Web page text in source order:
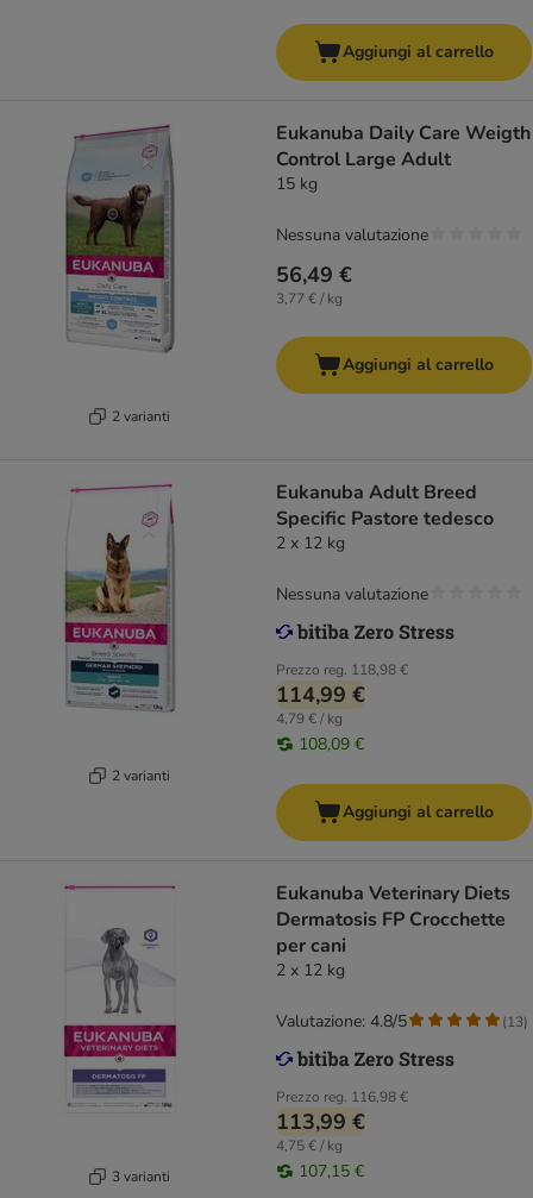
Aggiungi al carrello
2 varianti
Eukanuba Daily Care Weigth
Control Large Adult
15 kg
56,49 €
3,77 € / kg
Nessuna valutazione
Aggiungi al carrello
2 varianti
Eukanuba Adult Breed
Specific Pastore tedesco
2 x 12 kg
Prezzo reg. 118,98 €
114,99 €
4,79 € / kg
108,09 €
Nessuna valutazione
Aggiungi al carrello
3 varianti
Eukanuba Veterinary Diets
Dermatosis FP Crocchette
per cani
2 x 12 kg
Prezzo reg. 116,98 €
113,99 €
4,75 € / kg
107,15 €
Valutazione: 4.8/5 (13)